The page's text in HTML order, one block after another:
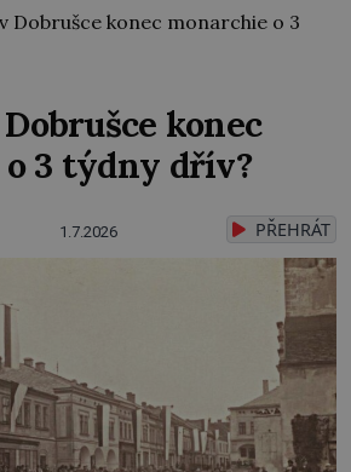
Dobrušce konec monarchie o 3
konec
3 týdny dřív?
1.7.2026 PŘEHRÁT